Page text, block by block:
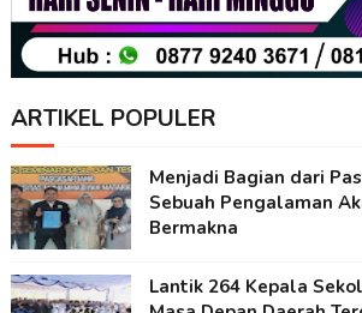
ARTIKEL POPULER
Menjadi Bagian dari
Sebuah Pengalaman
Bermakna
Lantik 264 Kepala